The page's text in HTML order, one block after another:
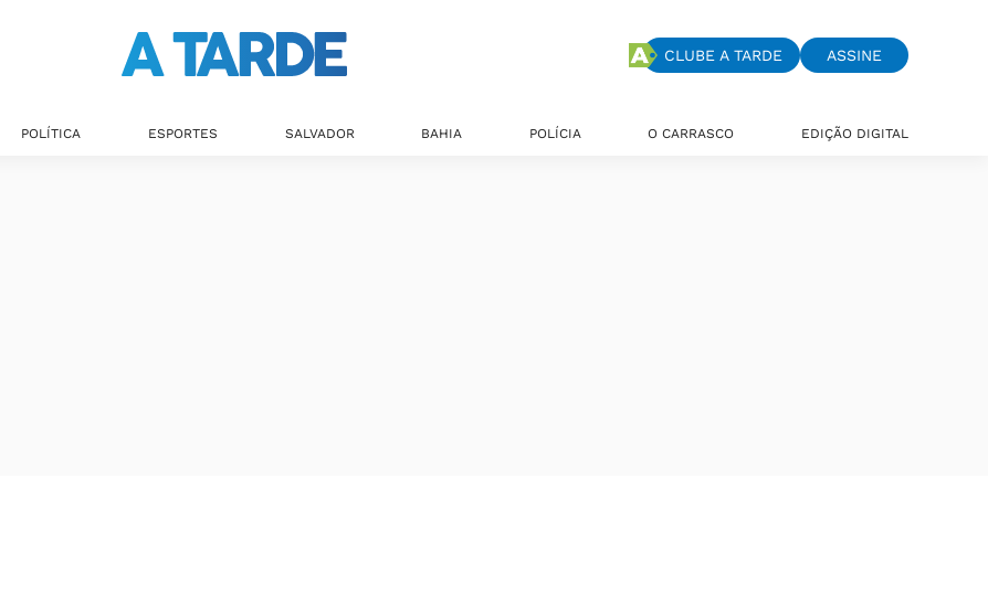
CLUBE A TARDE ASSINE
POLÍTICA ESPORTES SALVADOR BAHIA POLÍCIA O CARRASCO EDIÇÃO DIGITAL